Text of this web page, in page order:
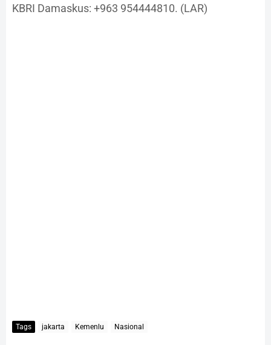
KBRI Damaskus: +963 954444810. (LAR)
Tags jakarta Kemenlu Nasional